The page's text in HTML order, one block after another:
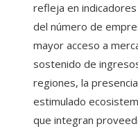
refleja en
del número de
mayor acceso a
sostenido de
regiones, la
estimulado
que integran